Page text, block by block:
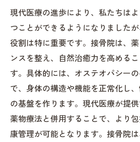
現代医療の進歩により、私たちは
つことができるようになりました
役割は特に重要です。接骨院は、
ンスを整え、自然治癒力を高める
す。具体的には、オステオパシー
で、身体の構造や機能を正常化し
の基盤を作ります。現代医療が提
薬物療法と併用することで、より
康管理が可能となります。接骨院